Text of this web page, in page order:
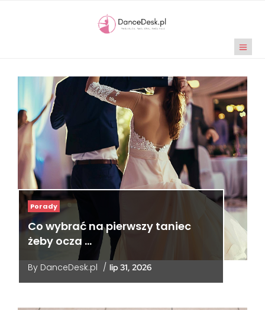
Porady
Co wybrać na pierwszy taniec
żeby ocza …
By DanceDesk.pl / lip 31, 2026